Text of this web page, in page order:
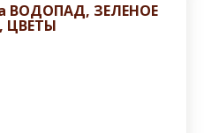
ВОДОПАД, ЗЕЛЕНОЕ
ЦВЕТЫ